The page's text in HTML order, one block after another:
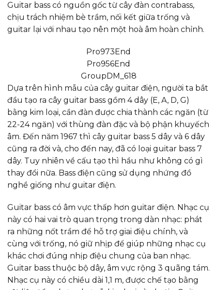
Guitar bass có nguồn gốc từ cây đàn contrabass,
chịu trách nhiệm bè trầm, nối kết giữa trống và
guitar lại với nhau tạo nên một hoà âm hoàn chỉnh.
Pro973End
Pro956End
GroupDM_618
Dựa trên hình mẫu của cây guitar điện, người ta bắt
đầu tạo ra cây guitar bass gồm 4 dây (E, A, D, G)
bằng kim loại, cần đàn được chia thành các ngăn (từ
22-24 ngăn) với thùng đàn đặc và bộ phận khuyếch
âm. Đến năm 1967 thì cây guitar bass 5 dây và 6 dây
cũng ra đời và, cho đến nay, đã có loại guitar bass 7
dây. Tuy nhiên về cấu tạo thì hầu như không có gì
thay đổi nữa. Bass điện cũng sử dụng nhứng đồ
nghề giống như guitar điện.
Guitar bass có âm vực thấp hơn guitar điện. Nhạc cụ
này có hai vai trò quan trọng trong dàn nhạc: phát
ra những nốt trầm để hỗ trợ giai điệu chính, và
cùng với trống, nó giữ nhịp để giúp những nhạc cụ
khác chơi đúng nhịp điệu chung của ban nhạc.
Guitar bass thuộc bộ dây, âm vực rộng 3 quãng tám.
Nhạc cụ này có chiều dài 1,1 m, được chế tạo bằng